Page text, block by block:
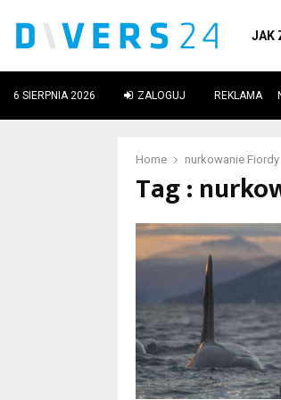
JAK
6 SIERPNIA 2026 ZALOGUJ REKLAMA
Home nurkowanie Fiordy
Tag :